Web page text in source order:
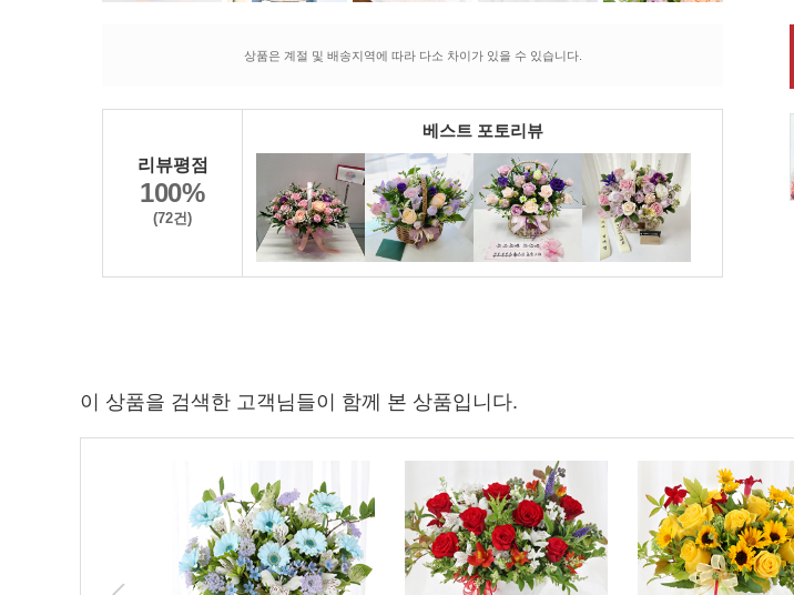
상품은 계절 및 배송지역에 따라 다소 차이가 있을 수 있습니다.
리뷰평점
100%
(72건)
베스트 포토리뷰
이 상품을 검색한 고객님들이 함께 본 상품입니다.